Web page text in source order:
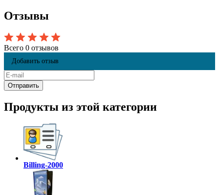
Отзывы
Всего 0 отзывов
Добавить отзыв
Продукты из этой категории
Billing-2000